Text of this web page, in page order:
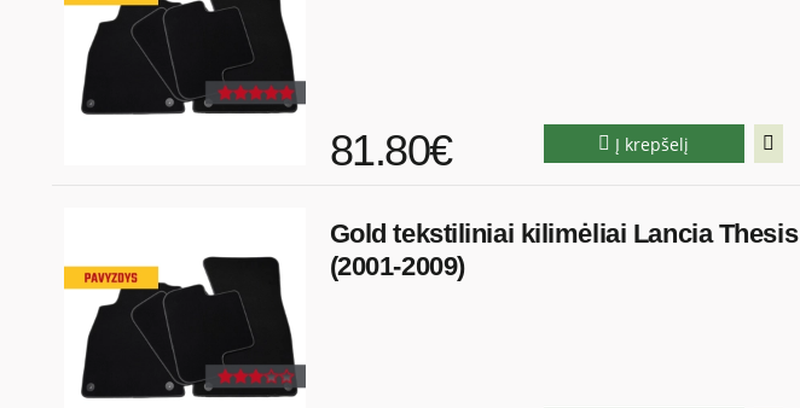
81.80€ Į krepšelį
Gold tekstiliniai kilimėliai Lancia Thesis
(2001-2009)